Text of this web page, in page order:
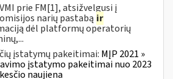
prie FM[1], atsižvelgusi į
narių pastabą ir
dėl platformų operatorių
įstatymų pakeitimai: MĮP 2021 »
įstatymo pakeitimai nuo 2023
naujiena